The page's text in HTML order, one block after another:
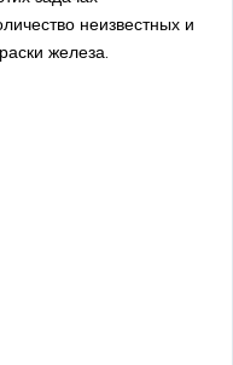
неизвестных и
железа.